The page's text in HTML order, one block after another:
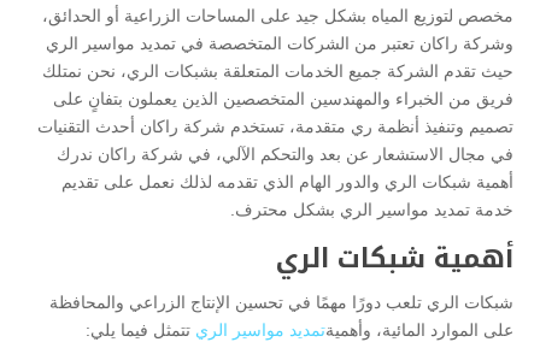
مخصص لتوزيع المياه بشكل جيد على المساحات الزراعية أو الحدائق،
وشركة راكان تعتبر من الشركات المتخصصة في تمديد مواسير الري
حيث تقدم الشركة جميع الخدمات المتعلقة بشبكات الري، نحن نمتلك
فريق من الخبراء والمهندسين المتخصصين الذين يعملون بتفانٍ على
تصميم وتنفيذ أنظمة ري متقدمة، تستخدم شركة راكان أحدث التقنيات
في مجال الاستشعار عن بعد والتحكم الآلي، في شركة راكان ندرك
أهمية شبكات الري والدور الهام الذي تقدمه لذلك نعمل على تقديم
خدمة تمديد مواسير الري بشكل محترف.
أهمية شبكات الري
شبكات الري تلعب دورًا مهمًا في تحسين الإنتاج الزراعي والمحافظة
على الموارد المائية، وأهميةتمديد مواسير الري تتمثل فيما يلي: